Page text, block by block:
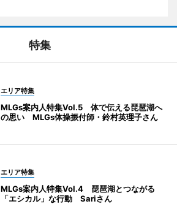
特集
エリア特集
MLGs案内人特集Vol.5 体で伝える琵琶湖へ
の思い MLGs体操振付師・鈴村英理子さん
エリア特集
MLGs案内人特集Vol.4 琵琶湖とつながる
「エシカル」な行動 Sariさん